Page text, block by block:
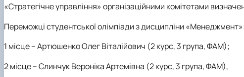
«Стратегічне управління» організаційними комітетами
Переможці студентської олімпіади з дисципліни
1 місце– Артюшенко Олег Віталійович (2 курс, 3 група, ФАМ);
2 місце– Слинчук Вероніка Артемівна (2 курс, 3 група, ФАМ),